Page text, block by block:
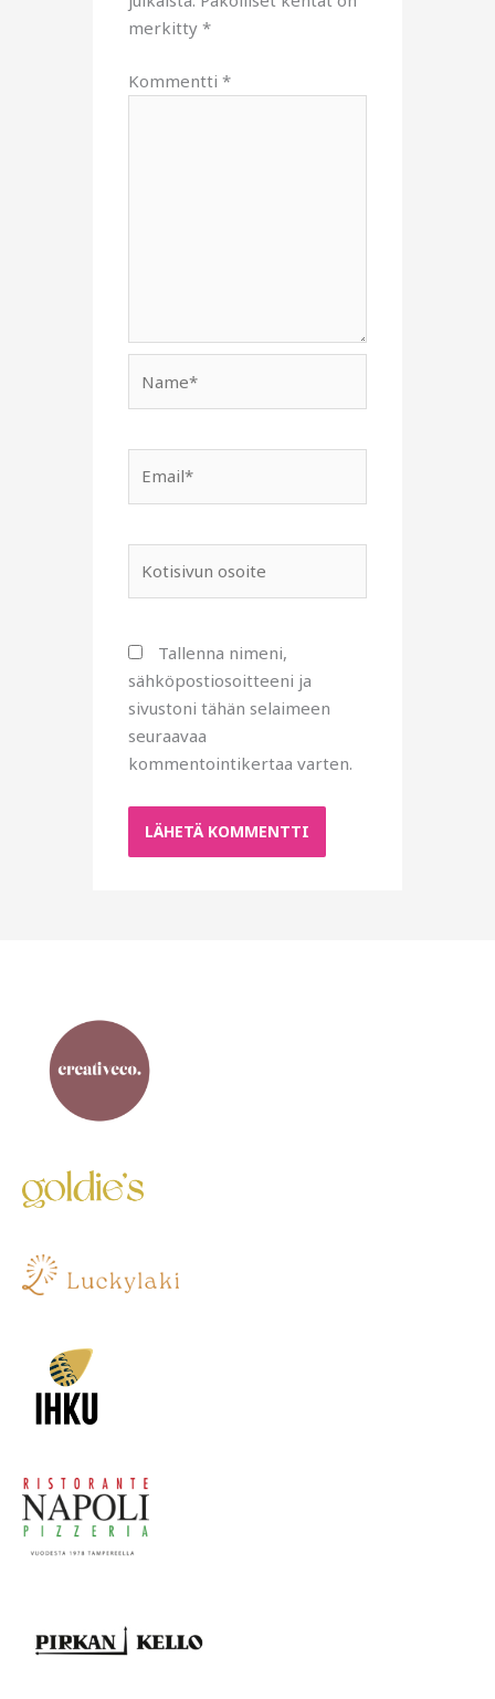
merkitty*
Kommentti*
osoite
Tallenna nimeni,
sähköpostiosoitteeni ja
sivustoni tähän selaimeen
seuraavaa
kommentointikertaa varten.